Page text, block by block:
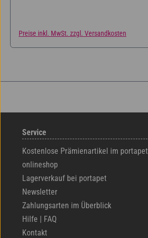
Preise inkl. MwSt. zzgl. Versandkosten
Service
Kostenlose Prämienartikel im portapet
onlineshop
Lagerverkauf bei portapet
Newsletter
Zahlungsarten im Überblick
Hilfe | FAQ
Kontakt